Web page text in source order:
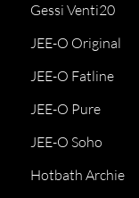
Gessi Venti20
JEE-O Original
JEE-O Fatline
JEE-O Pure
JEE-O Soho
Hotbath Archie